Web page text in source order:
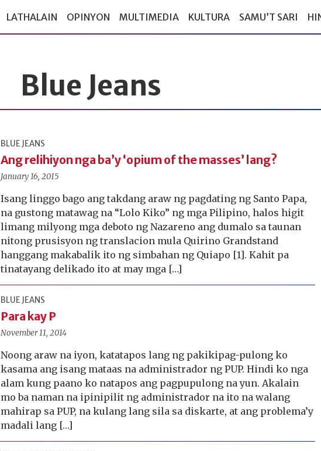
LATHALAIN OPINYON MULTIMEDIA KULTURA SAMU’T SARI
Blue Jeans
BLUE JEANS
Ang relihiyon nga ba’y ‘opium of the masses’ lang?
January 16, 2015
Isang linggo bago ang takdang araw ng pagdating ng Santo Papa,
na gustong matawag na “Lolo Kiko” ng mga Pilipino, halos higit
limang milyong mga deboto ng Nazareno ang dumalo sa taunan
nitong prusisyon ng translacion mula Quirino Grandstand
hanggang makabalik ito ng simbahan ng Quiapo [1]. Kahit pa
tinatayang delikado ito at may mga […]
BLUE JEANS
Para kay P
November 11, 2014
Noong araw na iyon, katatapos lang ng pakikipag-pulong ko
kasama ang isang mataas na administrador ng PUP. Hindi ko nga
alam kung paano ko natapos ang pagpupulong na yun. Akalain
mo ba naman na ipinipilit ng administrador na ito na walang
mahirap sa PUP, na kulang lang sila sa diskarte, at ang problema’y
madali lang […]